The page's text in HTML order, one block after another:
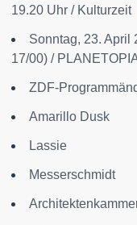
19.20 Uhr / Kulturzeit
Sonntag, 23. April
17/00) /
ZDF-
Amarillo Dusk
Lassie
Messerschmidt